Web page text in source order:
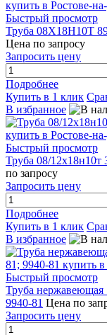
Быстрый просмотр
Труба 08Х18Н10Т
Цена по запросу
Запросить цену
Подробнее
Купить в 1 клик
В избранное
Быстрый просмотр
Труба 08/
по запросу
Запросить цену
Подробнее
Купить в 1 клик
В избранное
Быстрый просмотр
Труба
9940-81 Цена по
Запросить цену